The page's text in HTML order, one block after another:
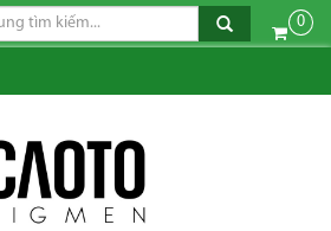
0